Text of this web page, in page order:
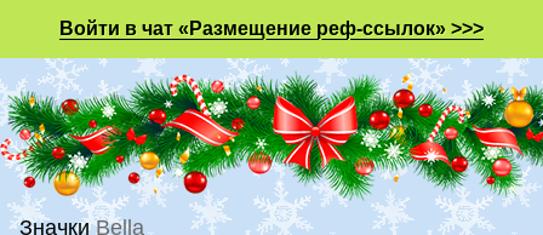
Войти в чат «Размещение реф-ссылок» >>>
ЗначкиBella